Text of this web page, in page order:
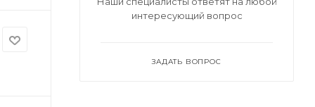
интересующий вопрос
ЗАДАТЬ ВОПРОС